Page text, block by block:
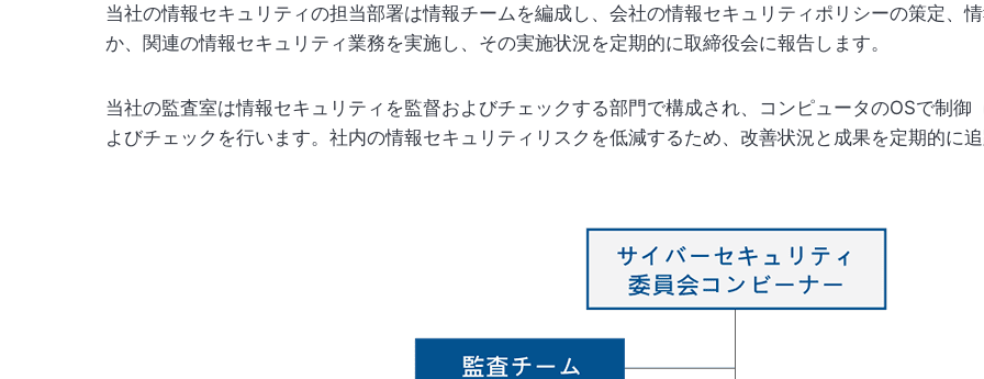
当社の情報セキュリティの担当部署は情報チームを編成し、会社の情報セキュリティポリシーの策定、
か、関連の情報セキュリティ業務を実施し、その実施状況を定期的に取締役会に報告します。
当社の監査室は情報セキュリティを監督およびチェックする部門で構成され、コンピュータのOSで制
よびチェックを行います。社内の情報セキュリティリスクを低減するため、改善状況と成果を定期的に追